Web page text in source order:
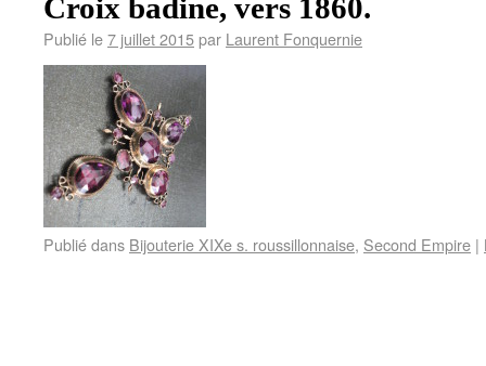
Croix badine, vers 1860.
Publié le7 juillet 2015par Laurent Fonquernie
Publié dans Bijouterie XIXe s. roussillonnaise, Second Empire |